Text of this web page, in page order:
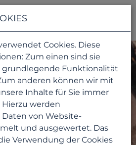
Cookies. Diese
Zum einen sind sie
grundlegende Funktionalität
anderen können wir mit
Inhalte für Sie immer
werden
von Website-
und ausgewertet. Das
Verwendung der Cookies